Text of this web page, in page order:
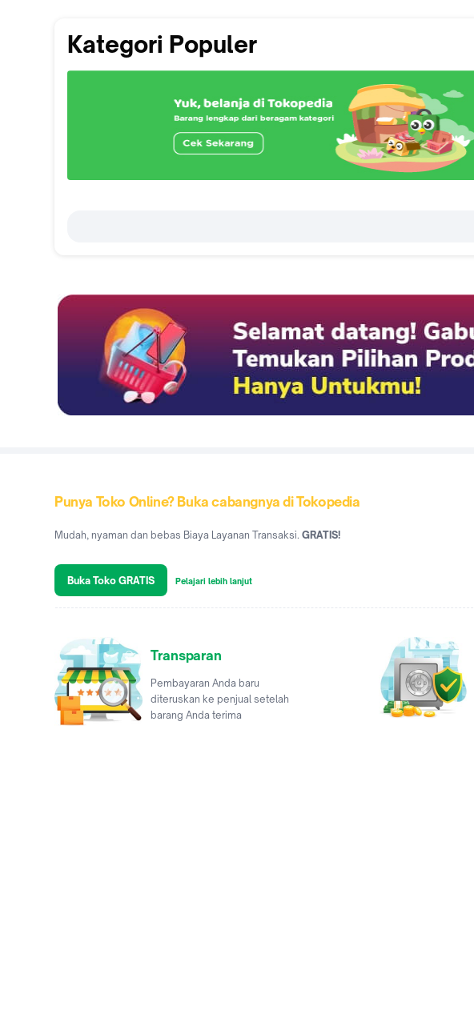
Kategori Populer
Punya Toko Online? Buka cabangnya di Tokopedia
Mudah, nyaman dan bebas Biaya Layanan Transaksi. GRATIS!
Buka Toko GRATIS Pelajari lebih lanjut
Transparan
Pembayaran Anda baru
diteruskan ke penjual setelah
barang Anda terima